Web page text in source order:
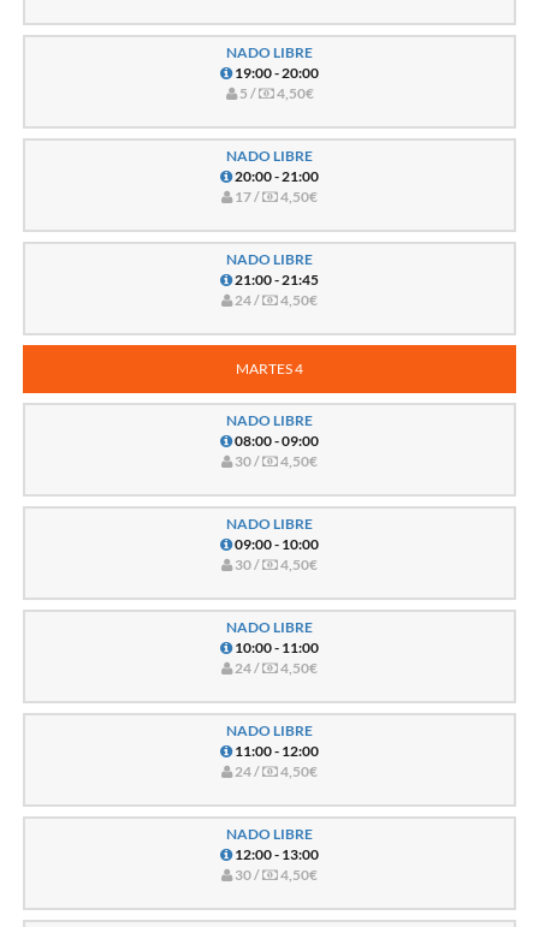
NADO LIBRE
19:00 - 20:00
5 /
4,50€
NADO LIBRE
20:00 - 21:00
17 /
4,50€
NADO LIBRE
21:00 - 21:45
24 /
4,50€
MARTES 4
NADO LIBRE
08:00 - 09:00
30 /
4,50€
NADO LIBRE
09:00 - 10:00
30 /
4,50€
NADO LIBRE
10:00 - 11:00
24 /
4,50€
NADO LIBRE
11:00 - 12:00
24 /
4,50€
NADO LIBRE
12:00 - 13:00
30 /
4,50€